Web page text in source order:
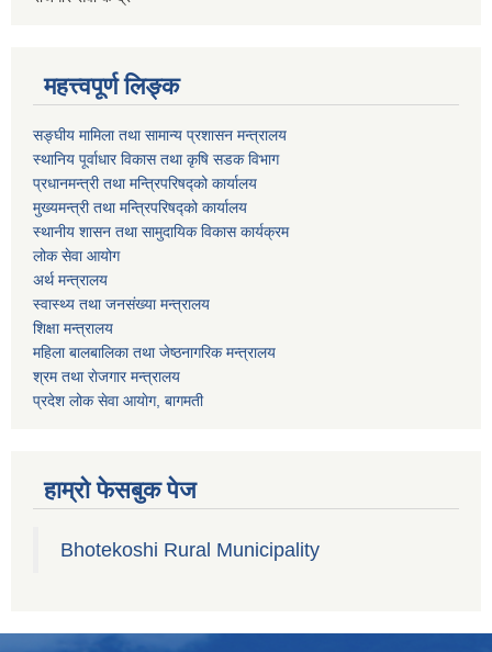
महत्त्वपूर्ण लिङ्क
सङ्घीय मामिला तथा सामान्य प्रशासन मन्त्रालय
स्थानिय पूर्वाधार विकास तथा कृषि सडक विभाग
प्रधानमन्त्री तथा मन्त्रिपरिषद्को कार्यालय
मुख्यमन्त्री तथा मन्त्रिपरिषद्को कार्यालय
स्थानीय शासन तथा सामुदायिक विकास कार्यक्रम
लोक सेवा आयोग
अर्थ मन्त्रालय
स्वास्थ्य तथा जनस‌ंख्या मन्त्रालय
शिक्षा मन्त्रालय
महिला बालबालिका तथा जेष्ठनागरिक मन्त्रालय
श्रम तथा राेजगार मन्त्रालय
प्रदेश लोक सेवा आयाेग, बागमती
हाम्रो फेसबुक पेज
Bhotekoshi Rural Municipality